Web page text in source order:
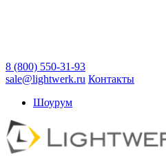
8 (800) 550-31-93
sale@lightwerk.ru Контакты
Шоурум